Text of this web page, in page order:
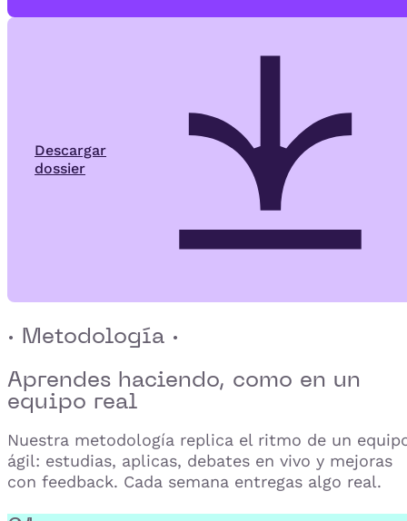
Descargar
dossier
· Metodología ·
Aprendes haciendo, como en un
equipo real
Nuestra metodología replica el ritmo de un
ágil: estudias, aplicas, debates en vivo y mejoras
con feedback. Cada semana entregas algo real.